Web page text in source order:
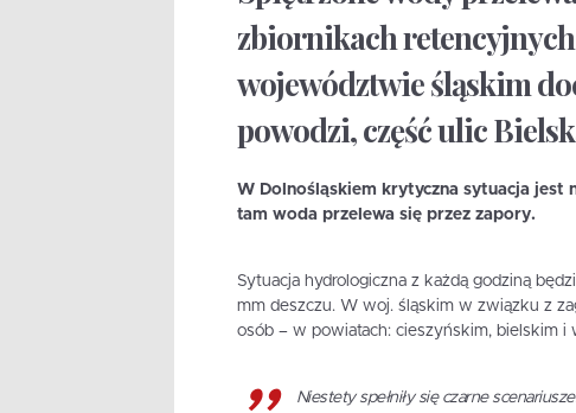
zbiornikach
województwie śląskim
powodzi, część ulic
W Dolnośląskiem krytyczna sytuacja jest
tam woda przelewa się przez zapory.
Sytuacja hydrologiczna z każdą godziną
mm deszczu. W woj. śląskim w związku z
osób – w powiatach: cieszyńskim, bielskim i
Niestety spełniły się czarne